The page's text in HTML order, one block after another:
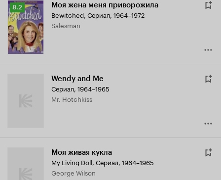
Рейтинг
Кинопоиска
8.2
8.2 Моя жена меня приворожила
Bewitched, Сериал, 1964–1972
Salesman
Wendy and Me
Сериал, 1964–1965
Mr. Hotchkiss
Моя живая кукла
My Living Doll, Сериал, 1964–1965
George Wilson